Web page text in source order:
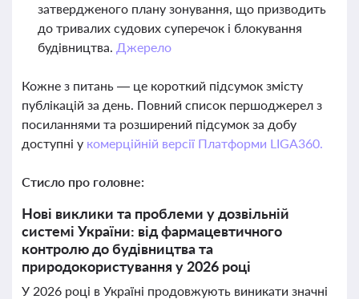
затвердженого плану зонування, що призводить
до тривалих судових суперечок і блокування
будівництва. Джерело
Кожне з питань — це короткий підсумок змісту
публікацій за день. Повний список першоджерел з
посиланнями та розширений підсумок за добу
доступні у комерційній версії Платформи LIGA360.
Стисло про головне:
Нові виклики та проблеми у дозвільній
системі України: від фармацевтичного
контролю до будівництва та
природокористування у 2026 році
У 2026 році в Україні продовжують виникати значні